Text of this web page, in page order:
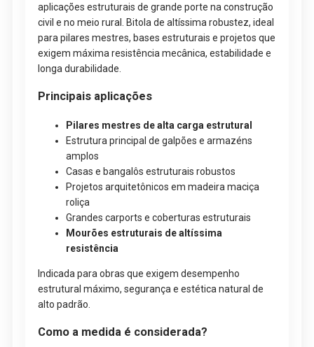
aplicações estruturais de grande porte na construção
civil e no meio rural. Bitola de altíssima robustez, ideal
para pilares mestres, bases estruturais e projetos que
exigem máxima resistência mecânica, estabilidade e
longa durabilidade.
Principais aplicações
Pilares mestres de alta carga estrutural
Estrutura principal de galpões e armazéns
amplos
Casas e bangalôs estruturais robustos
Projetos arquitetônicos em madeira maciça
roliça
Grandes carports e coberturas estruturais
Mourões estruturais de altíssima
resistência
Indicada para obras que exigem desempenho
estrutural máximo, segurança e estética natural de
alto padrão.
Como a medida é considerada?